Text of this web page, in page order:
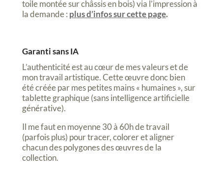
toile montée sur châssis en bois) via l’impression à
la demande : plus d’infos sur cette page.
Garanti sans IA
L’authenticité est au cœur de mes valeurs et de
mon travail artistique. Cette œuvre donc bien
été créée par mes petites mains « humaines », sur
tablette graphique (sans intelligence artificielle
générative).
Il me faut en moyenne 30 à 60h de travail
(parfois plus) pour tracer, colorer et aligner
chacun des polygones des œuvres de la
collection.